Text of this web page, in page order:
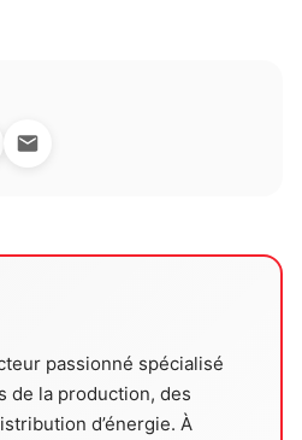
passionné spécialisé
de la production, des
d’énergie. À